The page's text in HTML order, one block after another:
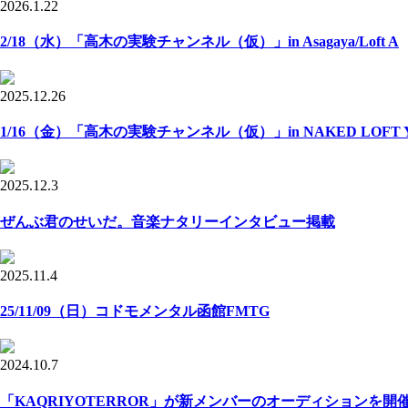
2026.1.22
2/18（水）「高木の実験チャンネル（仮）」in Asagaya/Loft A
2025.12.26
1/16（金）「高木の実験チャンネル（仮）」in NAKED LOFT
2025.12.3
ぜんぶ君のせいだ。音楽ナタリーインタビュー掲載
2025.11.4
25/11/09（日）コドモメンタル函館FMTG
2024.10.7
「KAQRIYOTERROR」が新メンバーのオーディションを開